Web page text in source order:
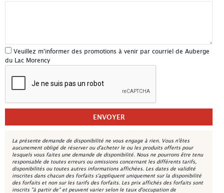
Veuillez m'informer des promotions à venir par courriel de Auberge
du Lac Morency
La présente demande de disponibilité ne vous engage à rien. Vous n'êtes
aucunement obligé de réserver ou d'acheter le ou les produits offerts pour
lesquels vous faites une demande de disponibilité. Nous ne pourrons être tenu
responsable de toutes erreurs ou omissions concernant les différents tarifs,
disponibilités ou toutes autres informations affichées. Les dates de validité
inscrites dans chacun des forfaits s'appliquent uniquement sur la disponibilité
des forfaits et non sur les tarifs des forfaits. Les prix affichés des forfaits sont
inscrits "à partir de" et peuvent varier selon le taux d'occupation de